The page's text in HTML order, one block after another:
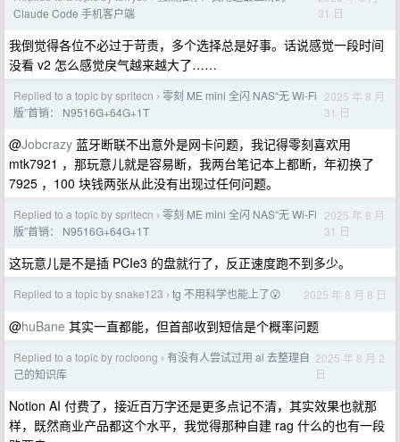
Claude Code 手机客户端
31 日
我倒觉得各位不必过于苛责，多个选择总是好事。话说感觉一段时间
没看 v2 怎么感觉戾气越来越大了……
Replied to a topic by spritecn › 零刻 ME mini 全闪 NAS“无 Wi-Fi
版”首销： N9516G+64G+1T
2025 年 8 月
31 日
@Jobcrazy 蓝牙断联不出意外是网卡问题，我记得零刻喜欢用
mtk7921 ，那玩意儿就是容易断，我两台笔记本上都断，年初换了
7925 ，100 块钱两张从此没有出现过任何问题。
Replied to a topic by spritecn › 零刻 ME mini 全闪 NAS“无 Wi-Fi
版”首销： N9516G+64G+1T
2025 年 8 月
31 日
这玩意儿是不是插 PCIe3 的盘就行了，反正速度跑不到多少。
Replied to a topic by snake123 › tg 不用科学也能上了😮 2025 年 8 月 8 日
@huBane 其实一直都能，但首部收到短信是个概率问题
Replied to a topic by rocloong › 有没有人尝试过用 ai 去整理自
己的知识库
2025 年 8 月 2
日
Notion AI 付费了，接近百万字还是更多点记不清，其实效果也就那
样，既然商业产品都这个水平，我觉得那种自建 rag 什么的也有一段